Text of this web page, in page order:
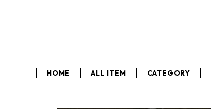
HOME ALL ITEM CATEGORY